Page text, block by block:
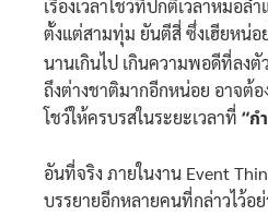
เรื่องเวลาโชว์ที่ปกติเวลาหมอล
ตั้งแต่สามทุ่ม ยันตีสี่ ซึ่งเฮียหน่อ
นานเกินไป เกินความพอดีที่ลงตั
ถึงต่างชาติมากอีกหน่อย อาจต้อ
โชว์ให้ครบรสในระยะเวลาที่ “ก
อันที่จริง ภายในงาน Event
บรรยายอีกหลายคนที่กล่าวไว้อ